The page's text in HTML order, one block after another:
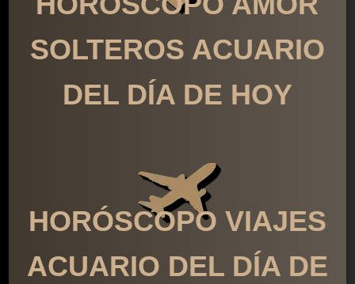
SOLTEROS ACUARIO
DEL DÍA DE HOY
HORÓSCOPO VIAJES
ACUARIO DEL DÍA DE